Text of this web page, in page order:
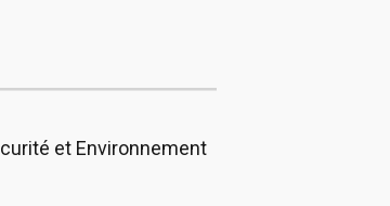
et Environnement